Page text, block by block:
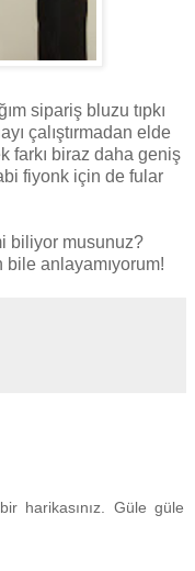
sipariş bluzu tıpkı
çalıştırmadan elde
farkı biraz daha geniş
fiyonk için de fular
biliyor musunuz?
anlayamıyorum!
harikasınız. Güle güle